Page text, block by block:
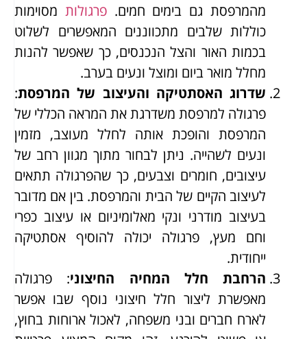
מהמרפסת גם בימים חמים.פרגולות מסוימות
כוללות שלבים מתכווננים המאפשרים לשלוט
בכמות האור והצל הנכנסים, כך שאפשר להנות
מחלל מואר ביום ומוצל ונעים בערב.
שדרוג האסתטיקה והעיצוב של המרפסת:
פרגולה למרפסת משדרגת את המראה הכללי של
המרפסת והופכת אותה לחלל מעוצב, מזמין
ונעים לשהייה. ניתן לבחור מתוך מגוון רחב של
עיצובים, חומרים וצבעים, כך שהפרגולה תתאים
לעיצוב הקיים של הבית והמרפסת. בין אם מדובר
בעיצוב מודרני ונקי מאלומיניום או עיצוב כפרי
וחם מעץ, פרגולה יכולה להוסיף אסתטיקה
ייחודית.
הרחבת חלל המחיה החיצוני: פרגולה
מאפשרת ליצור חלל חיצוני נוסף שבו אפשר
לארח חברים ובני משפחה, לאכול ארוחות בחוץ,